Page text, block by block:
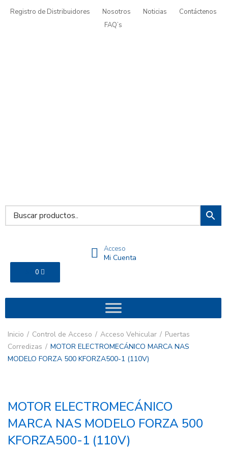
Registro de Distribuidores Nosotros Noticias
Contáctenos
FAQ’s
Acceso
Mi Cuenta
0
Inicio Control de Acceso Acceso Vehicular
Puertas
Corredizas
MOTOR ELECTROMECÁNICO MARCA NAS
MODELO FORZA 500 KFORZA500-1 (110V)
MOTOR ELECTROMECÁNICO
MARCA NAS MODELO FORZA 500
KFORZA500-1 (110V)